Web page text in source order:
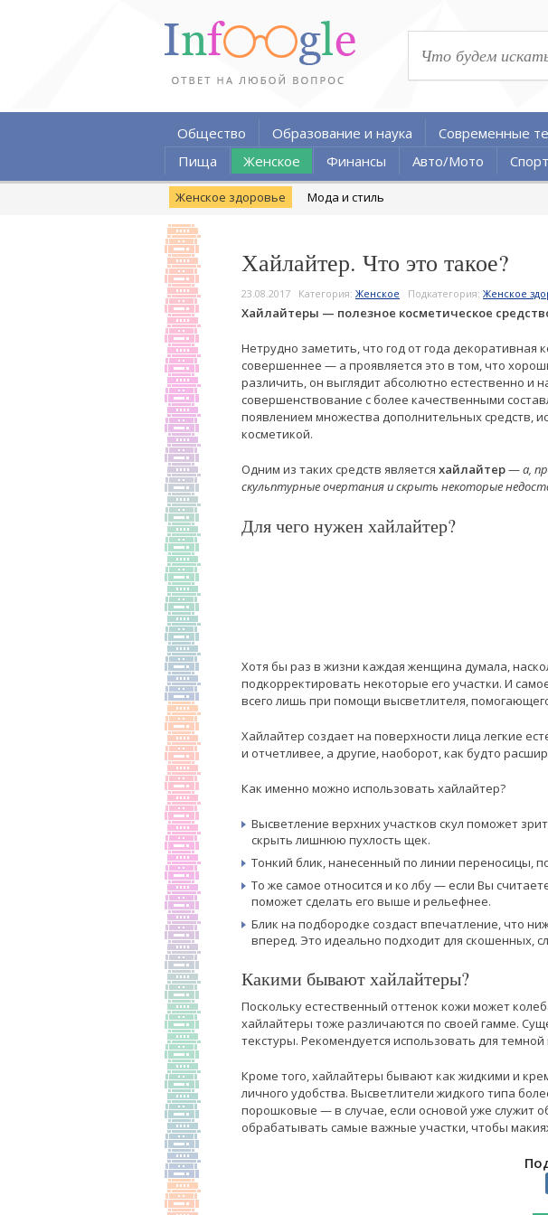
Общество Образование и наука Современные
Пища
Женское Финансы Авто/Мото Спорт
Женское здоровье Мода и стиль
Хайлайтер. Что это такое?
23.08.2017 Категория: Женское Подкатегория: Женское
Хайлайтеры — полезное косметическое
Нетрудно заметить, что год от года декоративная
совершеннее — а проявляется это в том, что
различить, он выглядит абсолютно естественно и
совершенствование с более качественными
появлением множества дополнительных средств,
косметикой.
Одним из таких средств является хайлайтер—а,
скульптурные очертания и скрыть некоторые
Для чего нужен хайлайтер?
Хотя бы раз в жизни каждая женщина думала,
подкорректировать некоторые его участки. И
всего лишь при помощи высветлителя,
Хайлайтер создает на поверхности лица легкие
и отчетливее, а другие, наоборот, как будто
Как именно можно использовать хайлайтер?
Высветление верхних участков скул поможет
скрыть лишнюю пухлость щек.
Тонкий блик, нанесенный по линии переносицы,
То же самое относится и ко лбу — если Вы
поможет сделать его выше и рельефнее.
Блик на подбородке создаст впечатление, что
вперед. Это идеально подходит для скошенных,
Какими бывают хайлайтеры?
Поскольку естественный оттенок кожи может
хайлайтеры тоже различаются по своей гамме.
текстуры. Рекомендуется использовать для
Кроме того, хайлайтеры бывают как жидкими и
личного удобства. Высветлители жидкого типа
порошковые — в случае, если основой уже служит
обрабатывать самые важные участки, чтобы